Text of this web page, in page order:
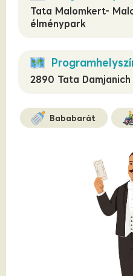
Tata Malomkert-
élménypark
2890 Tata Damjanich
Bababarát